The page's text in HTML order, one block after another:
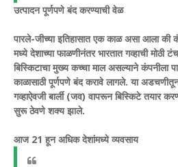
उत्पादन पूर्णपणे बंद करण्याची वेळ
पारले-जीच्या इतिहासात एक काळ असा आला
मध्ये देशाच्या फाळणीनंतर भारतात गव्हाची मोठी
बिस्किटाचा मुख्य कच्चा माल असल्याने कंपनीला
काळासाठी पूर्णपणे बंद करावे लागले. या अडचणीतून
गव्हाऐवजी बार्ली (जव) वापरून बिस्किटे तयार
सुरू ठेवणे शक्य झाले.
आज 21 हून अधिक देशांमध्ये व्यवसाय